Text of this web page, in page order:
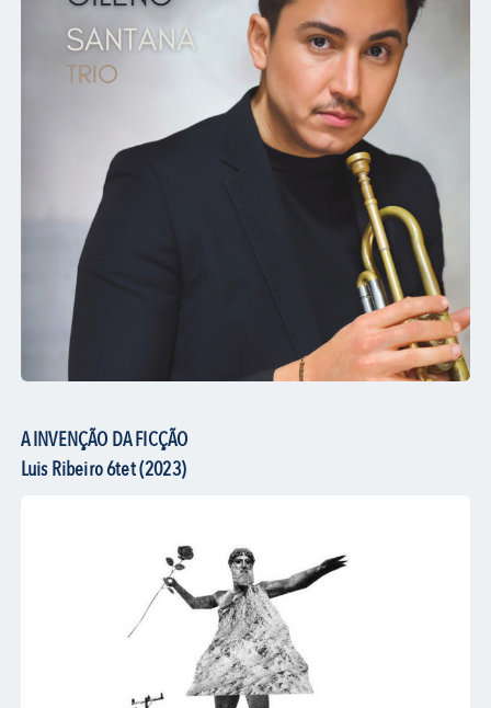
A INVENÇÃO DA FICÇÃO
Luis Ribeiro 6tet (2023)